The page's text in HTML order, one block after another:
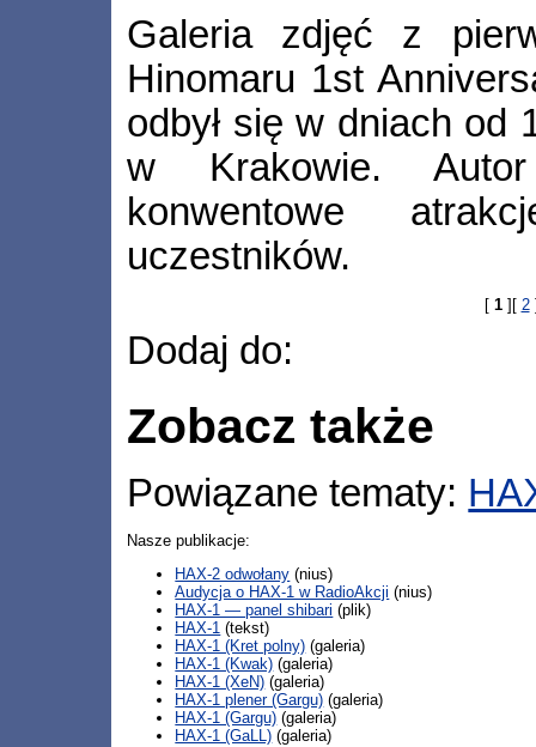
Galeria zdjęć z
Hinomaru 1st
odbył się w dniach od
w Krakowie. Autor
konwentowe
uczestników.
[ 1][ 2
Dodaj do:
Zobacz także
Powiązane tematy:
Nasze publikacje:
HAX-2 odwołany (nius)
Audycja o HAX-1 w RadioAkcji (nius)
HAX-1 — panel shibari (plik)
HAX-1 (tekst)
HAX-1 (Kret polny) (galeria)
HAX-1 (Kwak) (galeria)
HAX-1 (XeN) (galeria)
HAX-1 plener (Gargu) (galeria)
HAX-1 (Gargu) (galeria)
HAX-1 (GaLL) (galeria)